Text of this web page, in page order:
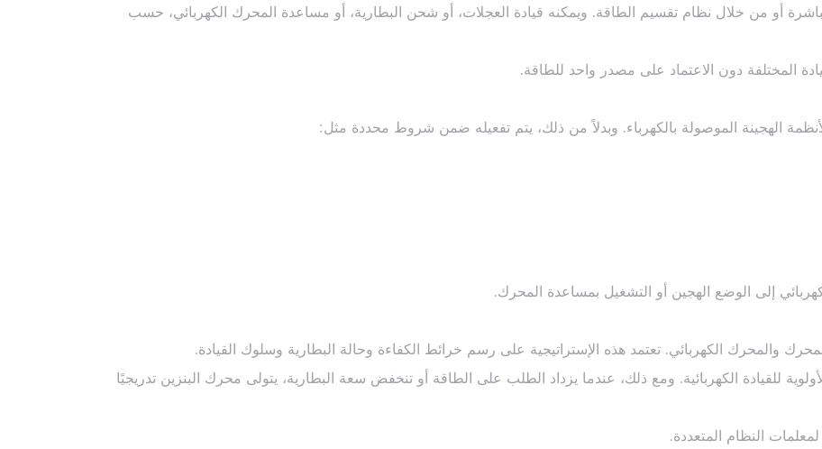
أو من خلال نظام تقسيم الطاقة. ويمكنه قيادة العجلات، أو شحن البطارية، أو مساعدة المحرك الكهربائي، حسب
المختلفة دون الاعتماد على مصدر واحد للطاقة.
الهجينة الموصولة بالكهرباء. وبدلاً من ذلك، يتم تفعيله ضمن شروط محددة مثل:
إلى الوضع الهجين أو التشغيل بمساعدة المحرك.
والمحرك الكهربائي. تعتمد هذه الإستراتيجية على رسم خرائط الكفاءة وحالة البطارية وسلوك القيادة.
للقيادة الكهربائية. ومع ذلك، عندما يزداد الطلب على الطاقة أو تنخفض سعة البطارية، يتولى محرك البنزين تدريجيًا
النظام المتعددة.